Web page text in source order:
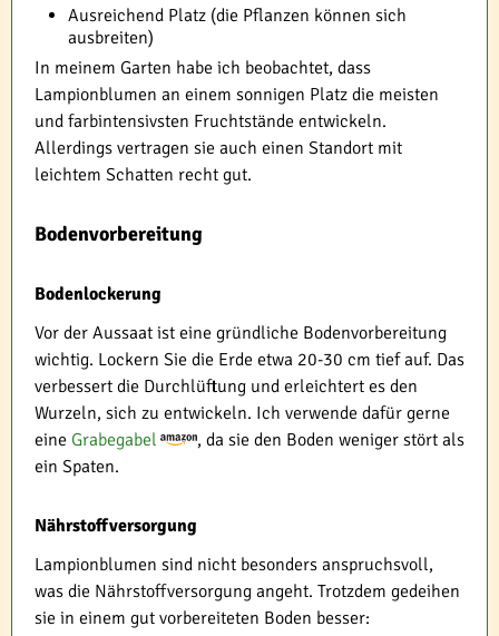
Ausreichend Platz (die Pflanzen können sich
ausbreiten)
In meinem Garten habe ich beobachtet, dass
Lampionblumen an einem sonnigen Platz die meisten
und farbintensivsten Fruchtstände entwickeln.
Allerdings vertragen sie auch einen Standort mit
leichtem Schatten recht gut.
Bodenvorbereitung
Bodenlockerung
Vor der Aussaat ist eine gründliche Bodenvorbereitung
wichtig. Lockern Sie die Erde etwa 20-30 cm tief auf. Das
verbessert die Durchlüftung und erleichtert es den
Wurzeln, sich zu entwickeln. Ich verwende dafür gerne
eine Grabegabel
, da sie den Boden weniger stört als
ein Spaten.
Nährstoffversorgung
Lampionblumen sind nicht besonders anspruchsvoll,
was die Nährstoffversorgung angeht. Trotzdem gedeihen
sie in einem gut vorbereiteten Boden besser: